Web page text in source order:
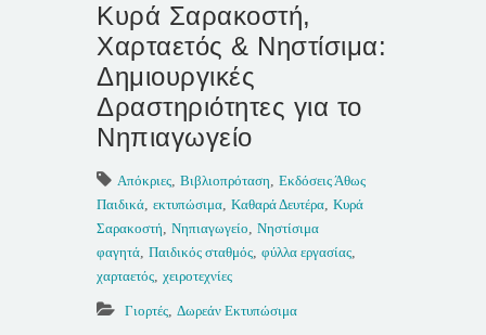
Κυρά Σαρακοστή,
Χαρταετός & Νηστίσιμα:
Δημιουργικές
Δραστηριότητες για το
Νηπιαγωγείο
Απόκριες, Βιβλιοπρόταση, Εκδόσεις Άθως
Παιδικά, εκτυπώσιμα, Καθαρά Δευτέρα, Κυρά
Σαρακοστή, Νηπιαγωγείο, Νηστίσιμα
φαγητά, Παιδικός σταθμός, φύλλα εργασίας,
χαρταετός, χειροτεχνίες
Γιορτές, Δωρεάν Εκτυπώσιμα